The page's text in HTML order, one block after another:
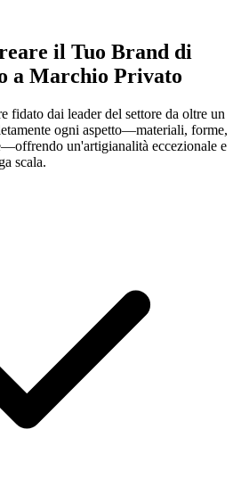
il Tuo Brand di
a Marchio Privato
fidato dai leader del settore da oltre un
ogni aspetto—materiali, forme,
un'artigianalità eccezionale e
scala.